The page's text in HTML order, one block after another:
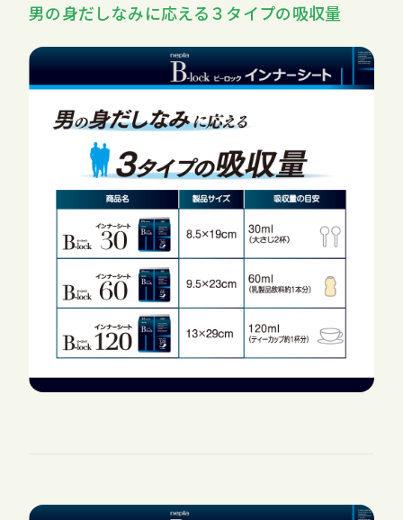
男の身だしなみに応える３タイプの吸収量